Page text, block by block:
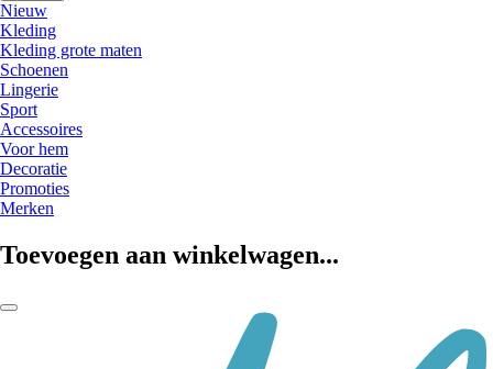
Nieuw
Kleding
Kleding grote maten
Schoenen
Lingerie
Sport
Accessoires
Voor hem
Decoratie
Promoties
Merken
Toevoegen aan winkelwagen...